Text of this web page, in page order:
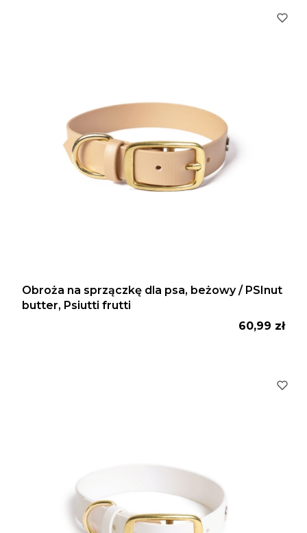
Obroża na sprzączkę dla psa, beżowy / PSInut
butter, Psiutti frutti
Cena
60,99 zł